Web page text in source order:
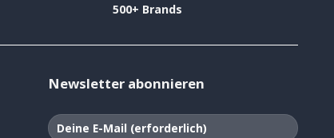
500+ Brands
Newsletter abonnieren